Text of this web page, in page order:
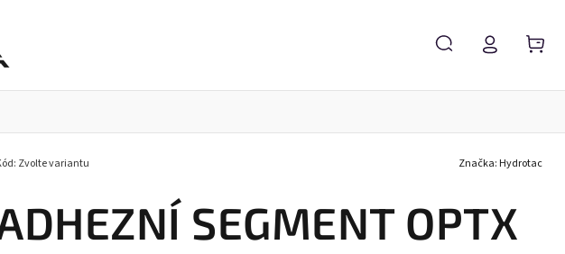
SEGMENT OPTX
Zvolte variantu Značka: Hydrotac